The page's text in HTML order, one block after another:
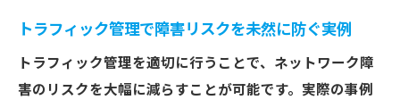
トラフィック管理で障害リスクを未然に防ぐ実例
トラフィック管理を適切に行うことで、ネットワーク障
害のリスクを大幅に減らすことが可能です。実際の事例